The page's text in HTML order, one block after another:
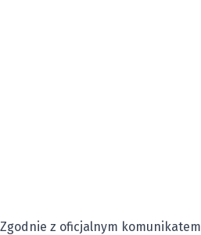
Zgodnie z oficjalnym